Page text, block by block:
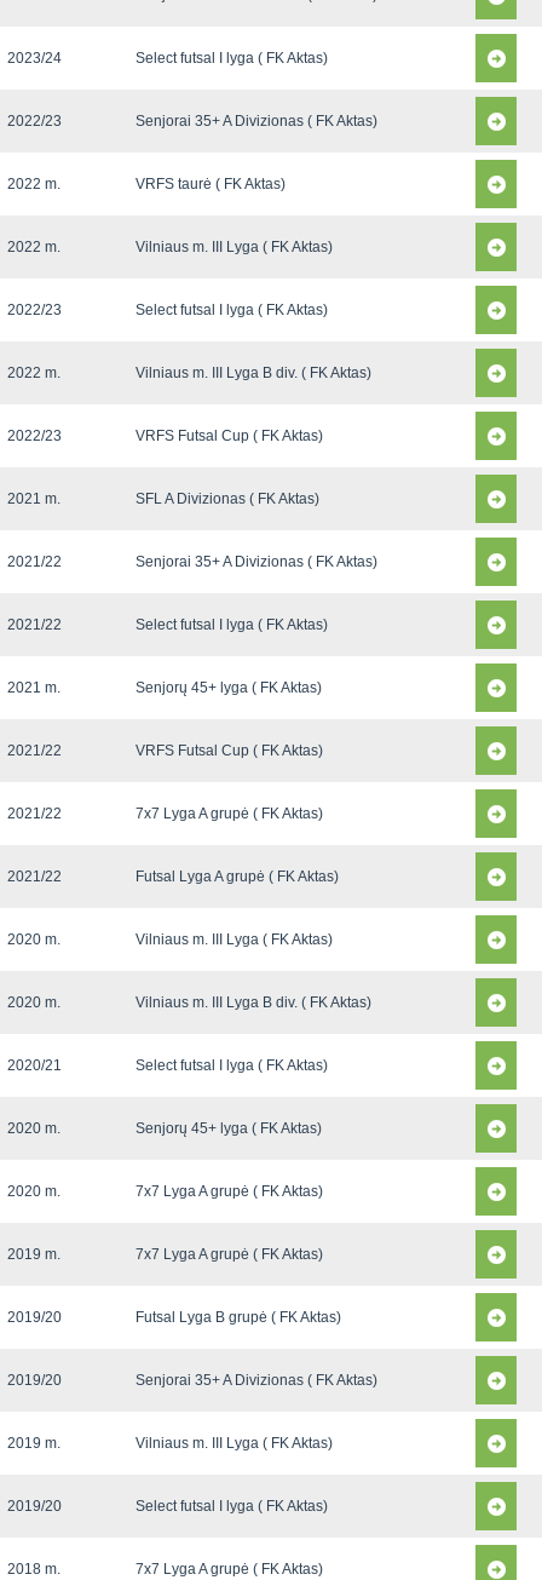
2023/24 Select futsal I lyga ( FK Aktas)
2022/23 Senjorai 35+ A Divizionas ( FK Aktas)
2022 m. VRFS taurė ( FK Aktas)
2022 m. Vilniaus m. III Lyga ( FK Aktas)
2022/23 Select futsal I lyga ( FK Aktas)
2022 m. Vilniaus m. III Lyga B div. ( FK Aktas)
2022/23 VRFS Futsal Cup ( FK Aktas)
2021 m. SFL A Divizionas ( FK Aktas)
2021/22 Senjorai 35+ A Divizionas ( FK Aktas)
2021/22 Select futsal I lyga ( FK Aktas)
2021 m. Senjorų 45+ lyga ( FK Aktas)
2021/22 VRFS Futsal Cup ( FK Aktas)
2021/22 7x7 Lyga A grupė ( FK Aktas)
2021/22 Futsal Lyga A grupė ( FK Aktas)
2020 m. Vilniaus m. III Lyga ( FK Aktas)
2020 m. Vilniaus m. III Lyga B div. ( FK Aktas)
2020/21 Select futsal I lyga ( FK Aktas)
2020 m. Senjorų 45+ lyga ( FK Aktas)
2020 m. 7x7 Lyga A grupė ( FK Aktas)
2019 m. 7x7 Lyga A grupė ( FK Aktas)
2019/20 Futsal Lyga B grupė ( FK Aktas)
2019/20 Senjorai 35+ A Divizionas ( FK Aktas)
2019 m. Vilniaus m. III Lyga ( FK Aktas)
2019/20 Select futsal I lyga ( FK Aktas)
2018 m. 7x7 Lyga A grupė ( FK Aktas)